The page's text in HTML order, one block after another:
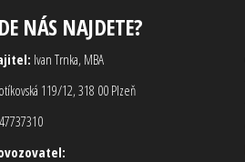
NÁS NAJDETE?
Ivan Trnka, MBA
119/12, 318 00 Plzeň